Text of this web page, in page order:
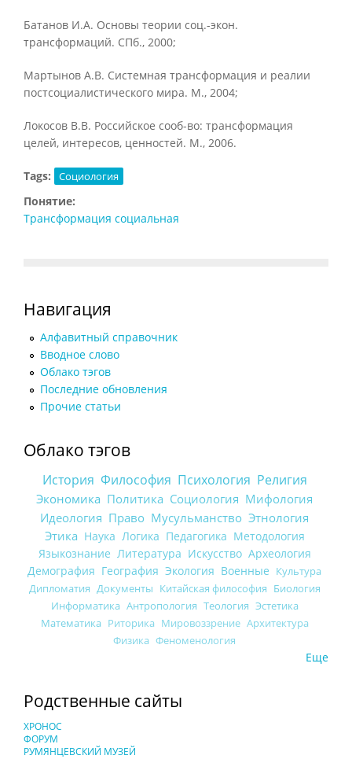
Батанов И.А. Основы теории соц.-экон.
трансформаций. СПб., 2000;
Мартынов А.В. Системная трансформация и реалии
постсоциалистического мира. М., 2004;
Локосов В.В. Российское сооб-во: трансформация
целей, интересов, ценностей. М., 2006.
Tags: Социология
Понятие:
Трансформация социальная
Навигация
Алфавитный справочник
Вводное слово
Облако тэгов
Последние обновления
Прочие статьи
Облако тэгов
История Философия Психология Религия
Экономика Политика Социология Мифология
Идеология Право Мусульманство Этнология
Этика Наука Логика Педагогика Методология
Языкознание Литература Искусство Археология
Демография География Экология Военные Культура
Дипломатия Документы Китайская философия Биология
Информатика Антропология Теология Эстетика
Математика Риторика Мировоззрение Архитектура
Физика Феноменология
Еще
Родственные сайты
ХРОНОС
ФОРУМ
РУМЯНЦЕВСКИЙ МУЗЕЙ